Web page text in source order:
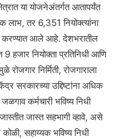
या योजनेअंतर्गत आतापर्यंत
लाभ, तर 6,351 नियोक्त्यांना
करण्यात आले आहे. देशभरातील
9 हजार नियोक्ता प्रतिनिधी आणि
रोजगार निर्मिती, रोजगाराला
सरकारच्या उद्दिष्टांना अधिक
कर्मचारी भविष्य निधी
जास्त सहभागी व्हावे, असे
सहाय्यक भविष्य निधी